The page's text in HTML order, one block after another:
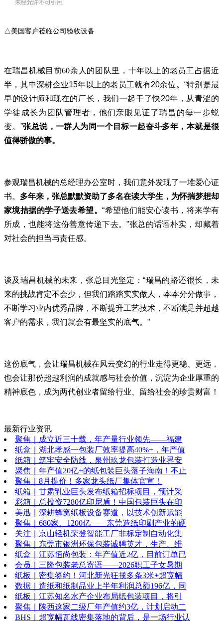
△美国客户莅临公司验收设备
在瑞昌机械目前60余人的团队里，十年以上的老员工占据近
半，其中深耕企业15年以上的老员工就有20余位。“特别是最
早的设计师和现在的厂长，我们一起干了快20年，从青涩的
学徒成长为团队管理者，他们亲眼见证了瑞昌的每一步蜕
变。”张总说，一群人为同一个目标一起奋斗多年，本就是很
值得骄傲的事。
参观瑞昌机械的总经理办公室时，我们意外发现了一堆爱心证
书。 多年来，张总默默资助了多名在读大学生，为怀揣梦想却
家境拮据的学子送去希望。“希望他们能安心读书，将来学有
所成，也能将这份善意传递下去。”张总的话语朴实，却藏着
对社会的担当与责任感。
谈及瑞昌机械的未来，张总目光坚定：“瑞昌的路还很长，未
来的挑战肯定不会少，但我们踏踏实实做人，本本分分做事，
不断学习业内优秀品牌，不断提升工艺技术，不断满足并超越
客户的需求，我们就会有最坚实的底气。”
这份底气，会让瑞昌机械在风云变幻的行业走得更稳、更远，
也会让那份超越利润的成就感与社会价值，沉淀为企业厚重的
精神底色，成为两代创业者留给行业、留给社会的珍贵财富！
最新行业资讯
聚焦｜成立近三十载，年产量行业领先——福建
纸盒｜湖北孝感一包装厂效率提高40%+，年产值
纸箱｜筑牢安全防线，泉州玖龙包装打造业界安
聚焦｜年产值20亿+的纸包装巨头落子海南！不止
聚焦｜8月提价！多家龙头纸厂集体官宣！
纸箱｜甘肃乳业巨头发布纸箱招标项目，预计采
彩箱｜总投资7280亿印尼盾！中国包装巨头在印
美迅｜深耕蜂窝纸板设备赛道，以技术创新赋能
聚焦｜680家、1200亿——东莞造纸印刷产业的硬
关注｜京山轻机荣登智能工厂非标定制自动化集
聚焦｜东莞市银洲环保包装诚聘英才，生产、维
纸盒｜江苏恒尚包装：年产值近2亿，目前订单已
会员｜三隆包装老总寄语——2026职工子女暑期
纸板｜密集签约！河北新光狂揽多条3米+超宽幅
数据｜造纸和纸制品业上半年利润总额196亿，同
纸板｜江苏知名水产企业布局纸包装项目，将引
聚焦｜陕西这家二级厂年产值约3亿，计划启动二
BHS｜超宽幅瓦线密集落地的背后，是一场行业认